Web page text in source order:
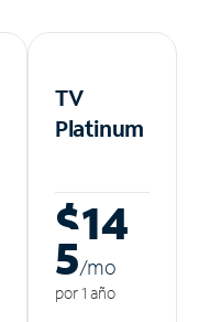
TV
Platinum
$14
5/mo
por 1 año